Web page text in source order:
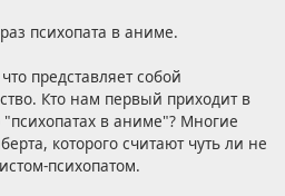
психопата в аниме.
представляет собой
Кто нам первый приходит в
в аниме"? Многие
которого считают чуть ли не
психопатом.